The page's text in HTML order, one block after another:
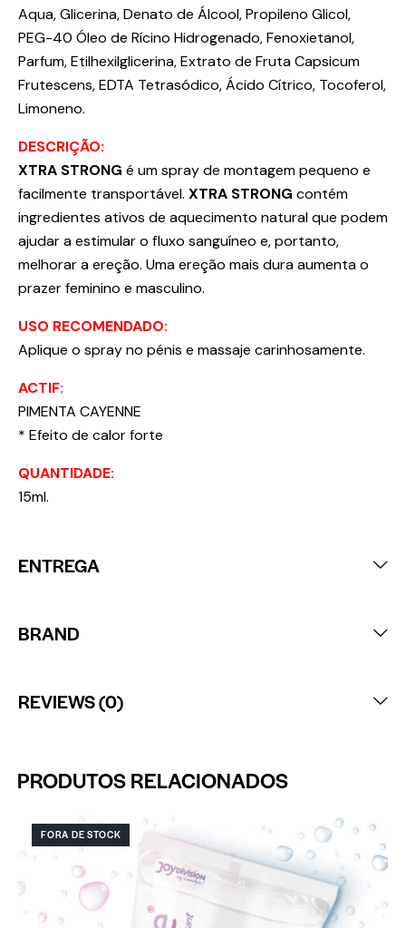
Aqua, Glicerina, Denato de Álcool, Propileno Glicol,
PEG-40 Óleo de Rícino Hidrogenado, Fenoxietanol,
Parfum, Etilhexilglicerina, Extrato de Fruta Capsicum
Frutescens, EDTA Tetrasódico, Ácido Cítrico, Tocoferol,
Limoneno.
DESCRIÇÃO:
XTRA STRONG é um spray de montagem pequeno e
facilmente transportável. XTRA STRONG contém
ingredientes ativos de aquecimento natural que podem
ajudar a estimular o fluxo sanguíneo e, portanto,
melhorar a ereção. Uma ereção mais dura aumenta o
prazer feminino e masculino.
USO RECOMENDADO:
Aplique o spray no pénis e massaje carinhosamente.
ACTIF:
PIMENTA CAYENNE
* Efeito de calor forte
QUANTIDADE:
15ml.
ENTREGA
BRAND
REVIEWS (0)
PRODUTOS RELACIONADOS
FORA DE STOCK